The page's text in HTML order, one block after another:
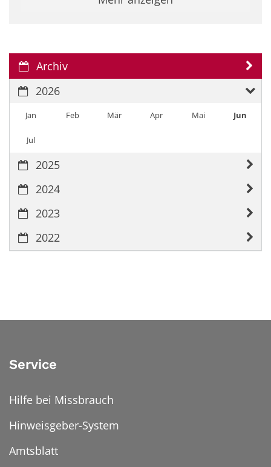
Archiv
2026
Jan Feb Mär Apr Mai Jun
Jul
2025
2024
2023
2022
Service
Hilfe bei Missbrauch
Hinweisgeber-System
Amtsblatt